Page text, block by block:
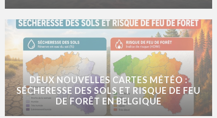
DEUX NOUVELLES CARTES MÉTÉO :
SÉCHERESSE DES SOLS ET RISQUE DE FEU
DE FORÊT EN BELGIQUE